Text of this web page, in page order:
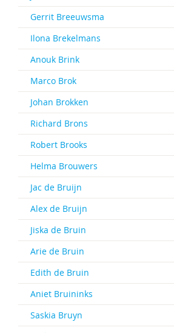
Gerrit Breeuwsma
Ilona Brekelmans
Anouk Brink
Marco Brok
Johan Brokken
Richard Brons
Robert Brooks
Helma Brouwers
Jac de Bruijn
Alex de Bruijn
Jiska de Bruin
Arie de Bruin
Edith de Bruin
Aniet Bruininks
Saskia Bruyn